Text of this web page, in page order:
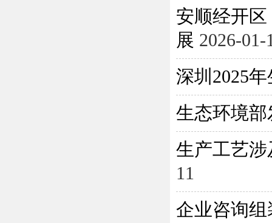
安顺经开
展 2026-01-
深圳2025
生态环境
生产工艺
11
企业咨询